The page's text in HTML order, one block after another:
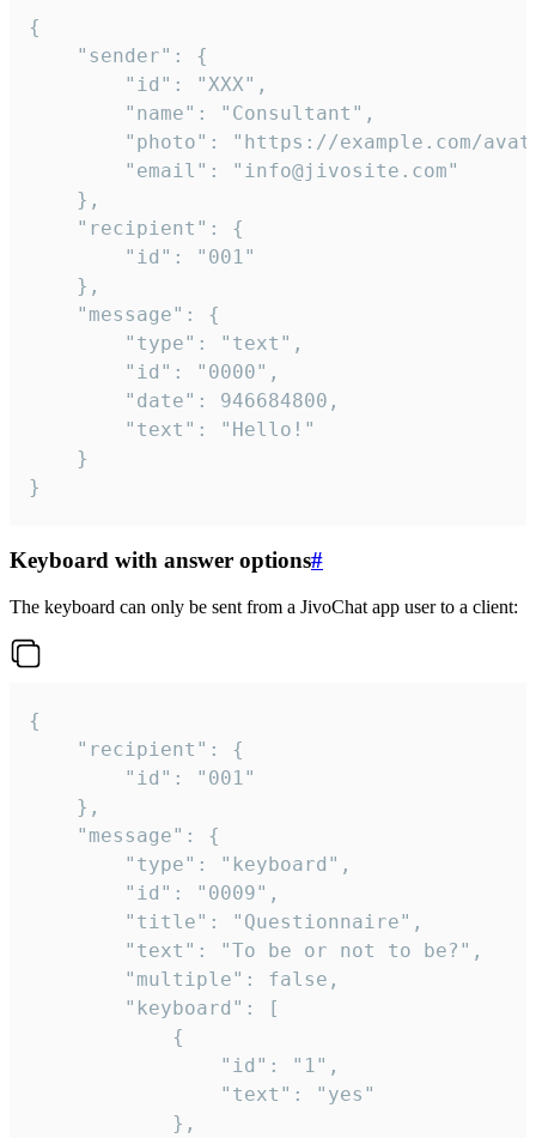
{
}
Keyboard with answer options#
The keyboard can only be sent from a JivoChat app user to a client:
{